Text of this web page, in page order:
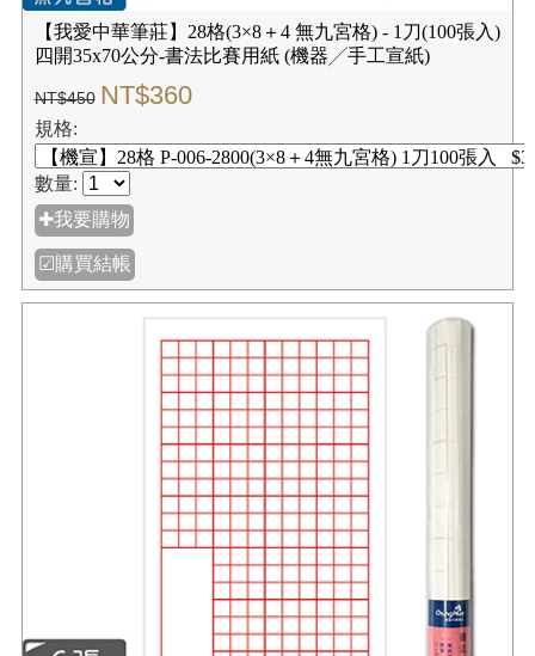
【我愛中華筆莊】28格(3×8＋4 無九宮格) - 1刀(100張入)
四開35x70公分-書法比賽用紙 (機器╱手工宣紙)
NT$450 NT$360
規格:
數量:
✚我要購物
☑購買結帳